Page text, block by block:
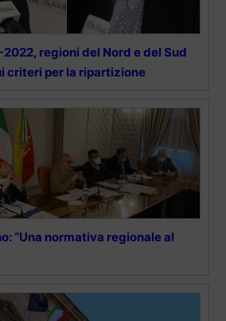
2022, regioni del Nord e del Sud
criteri per la ripartizione
“Una normativa regionale al